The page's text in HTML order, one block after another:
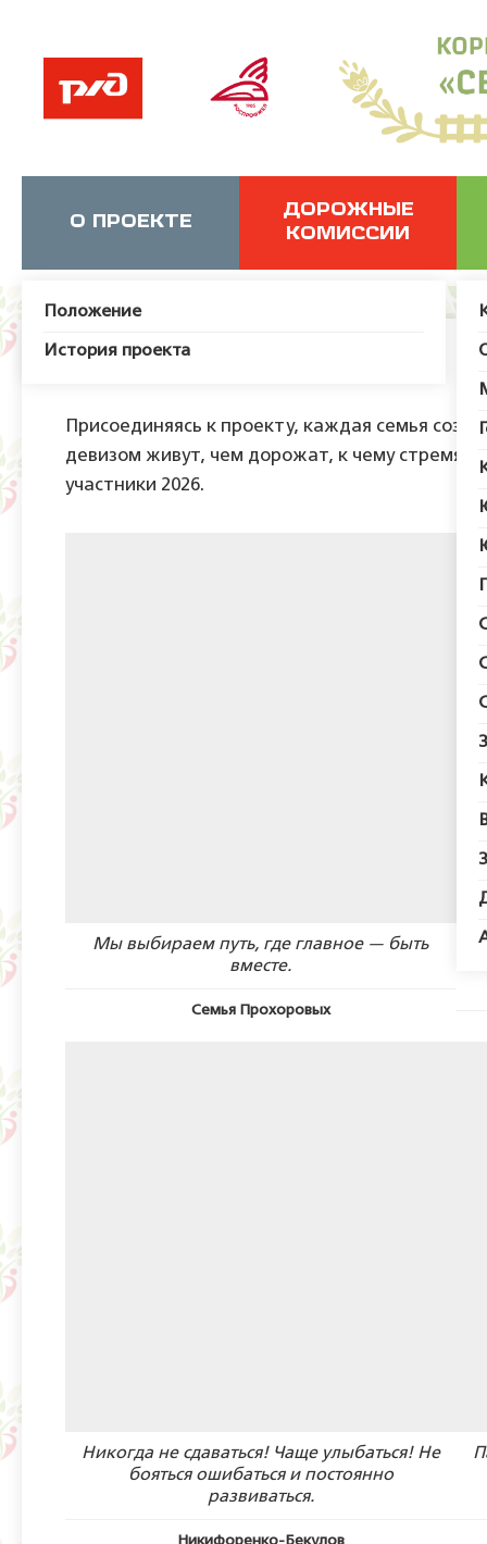
О ПРОЕКТЕ
Положение
История проекта
ДОРОЖНЫЕ
КОМИССИИ
Присоединяясь к проекту, каждая семья
девизом живут, чем дорожат, к чему
участники 2026.
Мы выбираем путь, где главное — быть
вместе.
Семья Прохоровых
Никогда не сдаваться! Чаще улыбаться! Не
бояться ошибаться и постоянно
развиваться.
Никифоренко-Бекулов